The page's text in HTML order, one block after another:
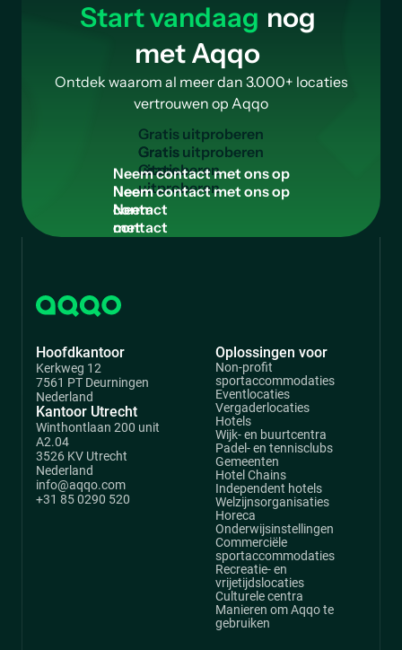
Start vandaag nog
met Aqqo
Ontdek waarom al meer dan 3.000+ locaties
vertrouwen op Aqqo
Gratisuitproberen
Gratis
uitproberen
Neemcontactmetonsop
Neem
contact
met
Hoofdkantoor
Kerkweg 12
7561 PT Deurningen
Nederland
Kantoor Utrecht
Winthontlaan 200 unit
A2.04
3526 KV Utrecht
Nederland
info@aqqo.com
+31 85 0290 520
Oplossingen voor
Non-profit
sportaccommodaties
Eventlocaties
Vergaderlocaties
Hotels
Wijk- en buurtcentra
Padel- en tennisclubs
Gemeenten
Hotel Chains
Independent hotels
Welzijnsorganisaties
Horeca
Onderwijsinstellingen
Commerciële
sportaccommodaties
Recreatie- en
vrijetijdslocaties
Culturele centra
Manieren om Aqqo te
gebruiken